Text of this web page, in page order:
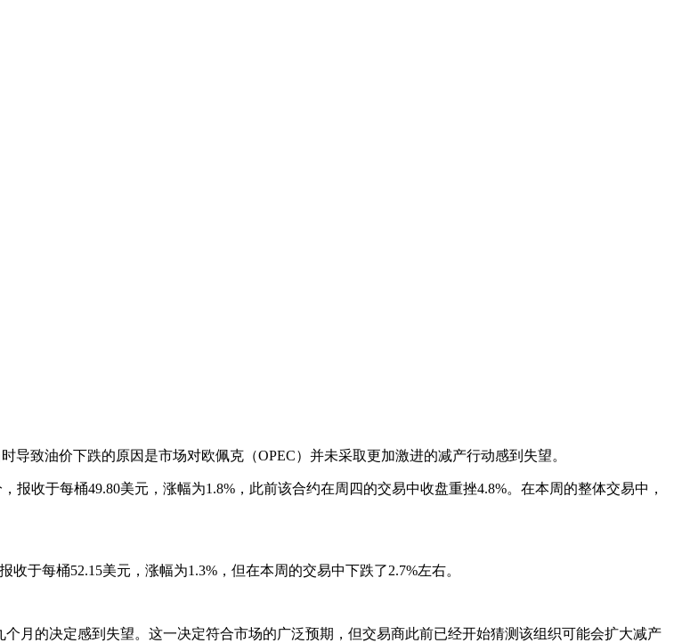
致油价下跌的原因是市场对欧佩克（OPEC）并未采取更加激进的减产行动感到失望。
于每桶49.80美元，涨幅为1.8%，此前该合约在周四的交易中收盘重挫4.8%。在本周的整体交易中，
每桶52.15美元，涨幅为1.3%，但在本周的交易中下跌了2.7%左右。
的决定感到失望。这一决定符合市场的广泛预期，但交易商此前已经开始猜测该组织可能会扩大减产